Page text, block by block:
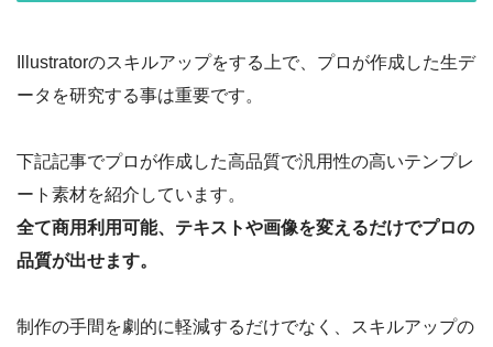
Illustratorのスキルアップをする上で、プロが作成した生デ
ータを研究する事は重要です。
下記記事でプロが作成した高品質で汎用性の高いテンプレ
ート素材を紹介しています。
全て商用利用可能、テキストや画像を変えるだけでプロの
品質が出せます。
制作の手間を劇的に軽減するだけでなく、スキルアップの